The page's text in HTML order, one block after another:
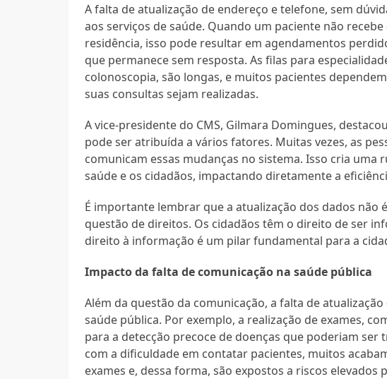
A falta de atualização de endereço e telefone, sem
aos serviços de saúde. Quando um paciente não
residência, isso pode resultar em agendamentos
que permanece sem resposta. As filas para
colonoscopia, são longas, e muitos pacientes
suas consultas sejam realizadas.
A vice-presidente do CMS, Gilmara Domingues,
pode ser atribuída a vários fatores. Muitas vezes, as
comunicam essas mudanças no sistema. Isso cria
saúde e os cidadãos, impactando diretamente a
É importante lembrar que a atualização dos dados não
questão de direitos. Os cidadãos têm o direito de ser
direito à informação é um pilar fundamental para a
Impacto da falta de comunicação na saúde pública
Além da questão da comunicação, a falta de
saúde pública. Por exemplo, a realização de exames,
para a detecção precoce de doenças que poderiam
com a dificuldade em contatar pacientes, muitos
exames e, dessa forma, são expostos a riscos elevados